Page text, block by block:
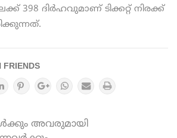
398 ദിര്‍ഹവുമാണ് ടിക്കറ്റ് നിരക്ക്
FRIENDS
അവരുമായി